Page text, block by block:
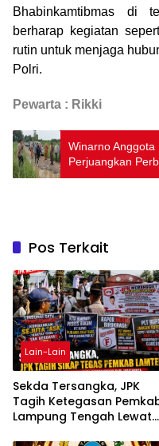
Bhabinkamtibmas di
berharap kegiatan
rutin untuk menjaga
Polri.
Pewarta : Rikki
Winarno
Perjuangkan
Metro Kibang
Pos Terkait
Lain-Lain
Sekda Tersangka, JPK
Tagih Ketegasan
Lampung Tengah Lewat